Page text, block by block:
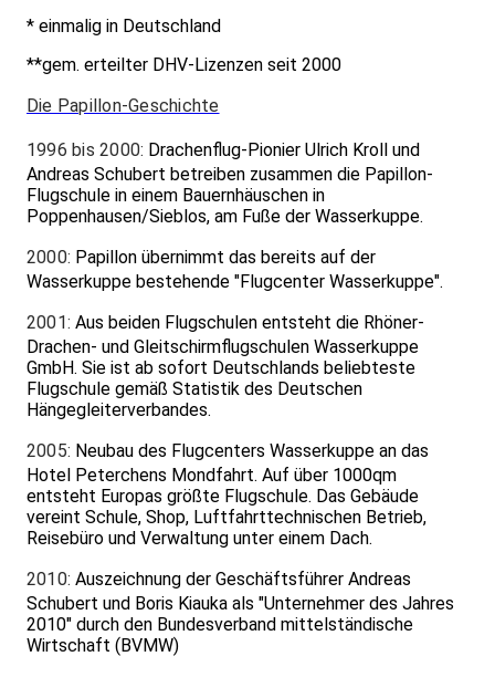
* einmalig in Deutschland
**gem. erteilter DHV-Lizenzen seit 2000
Die Papillon-Geschichte
1996 bis 2000: Drachenflug-Pionier Ulrich Kroll und
Andreas Schubert betreiben zusammen die Papillon-
Flugschule in einem Bauernhäuschen in
Poppenhausen/Sieblos, am Fuße der Wasserkuppe.
2000: Papillon übernimmt das bereits auf der
Wasserkuppe bestehende "Flugcenter Wasserkuppe".
2001: Aus beiden Flugschulen entsteht die Rhöner-
Drachen- und Gleitschirmflugschulen Wasserkuppe
GmbH. Sie ist ab sofort Deutschlands beliebteste
Flugschule gemäß Statistik des Deutschen
Hängegleiterverbandes.
2005: Neubau des Flugcenters Wasserkuppe an das
Hotel Peterchens Mondfahrt. Auf über 1000qm
entsteht Europas größte Flugschule. Das Gebäude
vereint Schule, Shop, Luftfahrttechnischen Betrieb,
Reisebüro und Verwaltung unter einem Dach.
2010:Auszeichnung der Geschäftsführer Andreas
Schubert und Boris Kiauka als "Unternehmer des Jahres
2010" durch den Bundesverband mittelständische
Wirtschaft (BVMW)